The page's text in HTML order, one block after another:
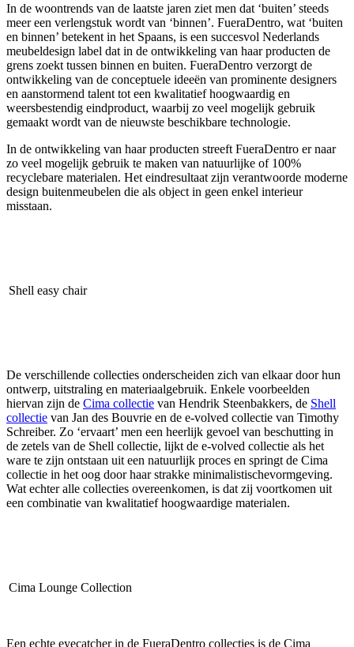
In de woontrends van de laatste jaren ziet men dat ‘buiten’ steeds
meer een verlengstuk wordt van ‘binnen’. FueraDentro, wat ‘buiten
en binnen’ betekent in het Spaans, is een succesvol Nederlands
meubeldesign label dat in de ontwikkeling van haar producten de
grens zoekt tussen binnen en buiten. FueraDentro verzorgt de
ontwikkeling van de conceptuele ideeën van prominente designers
en aanstormend talent tot een kwalitatief hoogwaardig en
weersbestendig eindproduct, waarbij zo veel mogelijk gebruik
gemaakt wordt van de nieuwste beschikbare technologie.
In de ontwikkeling van haar producten streeft FueraDentro er naar
zo veel mogelijk gebruik te maken van natuurlijke of 100%
recyclebare materialen. Het eindresultaat zijn verantwoorde moderne
design buitenmeubelen die als object in geen enkel interieur
misstaan.
Shell easy chair
De verschillende collecties onderscheiden zich van elkaar door hun
ontwerp, uitstraling en materiaalgebruik. Enkele voorbeelden
hiervan zijn de Cima collectie van Hendrik Steenbakkers, de Shell
collectie van Jan des Bouvrie en de e-volved collectie van Timothy
Schreiber. Zo ‘ervaart’ men een heerlijk gevoel van beschutting in
de zetels van de Shell collectie, lijkt de e-volved collectie als het
ware te zijn ontstaan uit een natuurlijk proces en springt de Cima
collectie in het oog door haar strakke minimalistischevormgeving.
Wat echter alle collecties overeenkomen, is dat zij voortkomen uit
een combinatie van kwalitatief hoogwaardige materialen.
Cima Lounge Collection
Een echte eyecatcher in de FueraDentro collecties is de Cima